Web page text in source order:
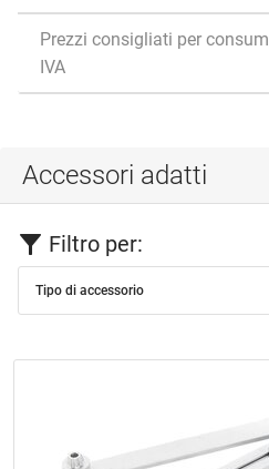
Prezzi consigliati per
IVA
Accessori adatti
Filtro per:
Tipo di accessorio